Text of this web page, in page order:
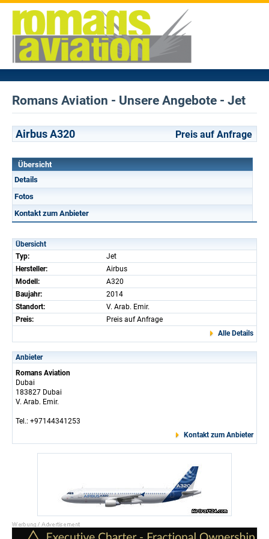
Romans Aviation - Unsere Angebote - Jet
Airbus A320 Preis auf Anfrage
Übersicht
Details
Fotos
Kontakt zum Anbieter
Übersicht
Typ:
Jet
Hersteller:
Airbus
Modell:
A320
Baujahr:
2014
Standort:
V. Arab. Emir.
Preis:
Preis auf Anfrage
Alle Details
Anbieter
Romans Aviation
Dubai
183827 Dubai
V. Arab. Emir.
Tel.: +97144341253
Kontakt zum Anbieter